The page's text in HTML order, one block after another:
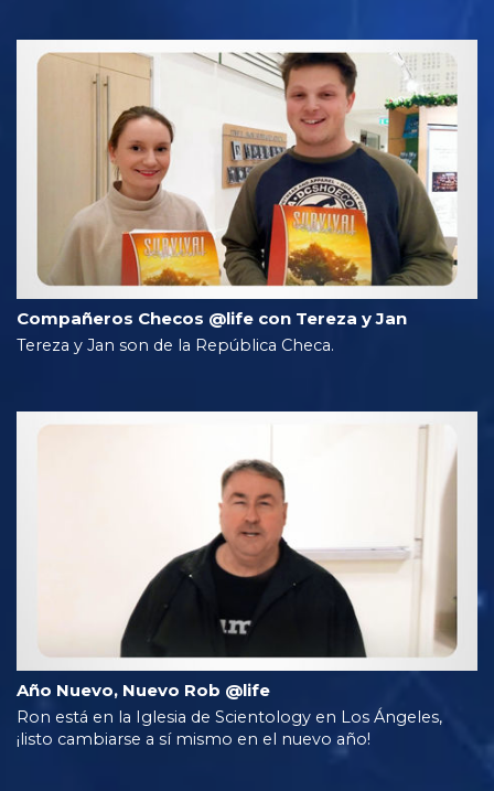
Compañeros Checos @life con Tereza y Jan
Tereza y Jan son de la República Checa.
Año Nuevo, Nuevo Rob @life
Ron está en la Iglesia de Scientology en Los Ángeles,
¡listo cambiarse a sí mismo en el nuevo año!